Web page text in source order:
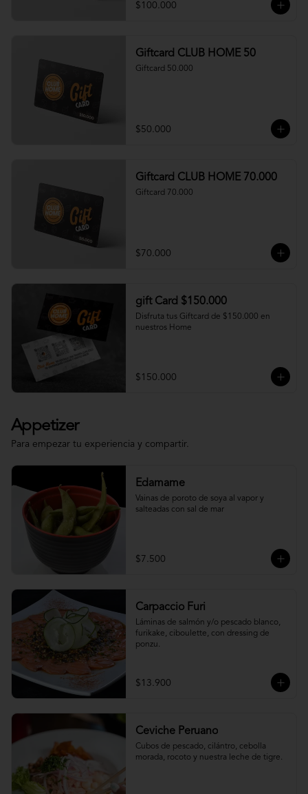
$100.000
Giftcard CLUB HOME 50
Giftcard 50.000
$50.000
Giftcard CLUB HOME 70.000
Giftcard 70.000
$70.000
gift Card $150.000
Disfruta tus Giftcard de $150.000 en
nuestros Home
$150.000
Appetizer
Para empezar tu experiencia y compartir.
Edamame
Vainas de poroto de soya al vapor y
salteadas con sal de mar
$7.500
Carpaccio Furi
Láminas de salmón y/o pescado blanco,
furikake, ciboulette, con dressing de
ponzu.
$13.900
Ceviche Peruano
Cubos de pescado, cilántro, cebolla
morada, rocoto y nuestra leche de tigre.